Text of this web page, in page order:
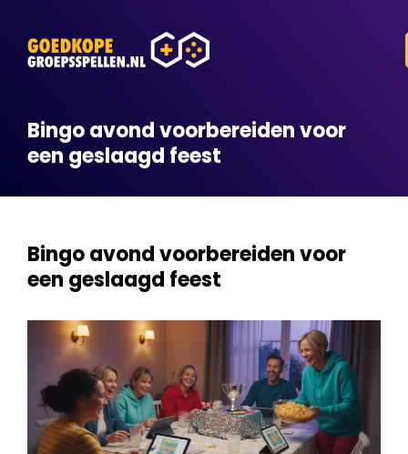
Bingo avond voorbereiden voor
een geslaagd feest
Bingo avond voorbereiden voor
een geslaagd feest